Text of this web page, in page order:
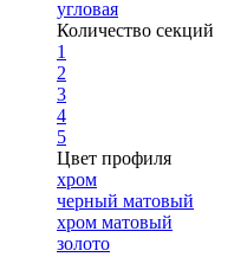
угловая
Количество секций
1
2
3
4
5
Цвет профиля
хром
черный матовый
хром матовый
золото